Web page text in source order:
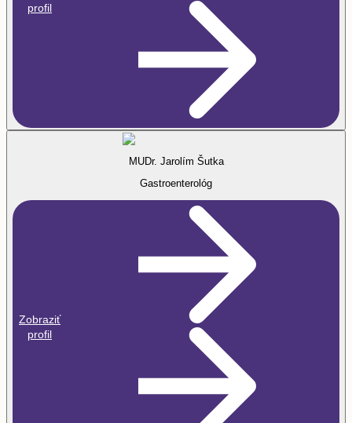
profil
MUDr. Jarolím Šutka
Gastroenterológ
Zobraziť
profil